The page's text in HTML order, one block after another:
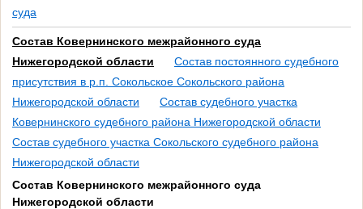
суда
Состав Ковернинского межрайонного суда
Нижегородской области
Состав постоянного судебного
присутствия в р.п. Сокольское Сокольского района
Нижегородской области
Состав судебного участка
Ковернинского судебного района Нижегородской области
Состав судебного участка Сокольского судебного района
Нижегородской области
Состав Ковернинского межрайонного суда
Нижегородской области